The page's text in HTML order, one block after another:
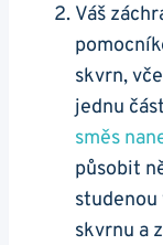
Váš
skvrn,
jednu
směs
působit
studenou⁤
skvrnu a